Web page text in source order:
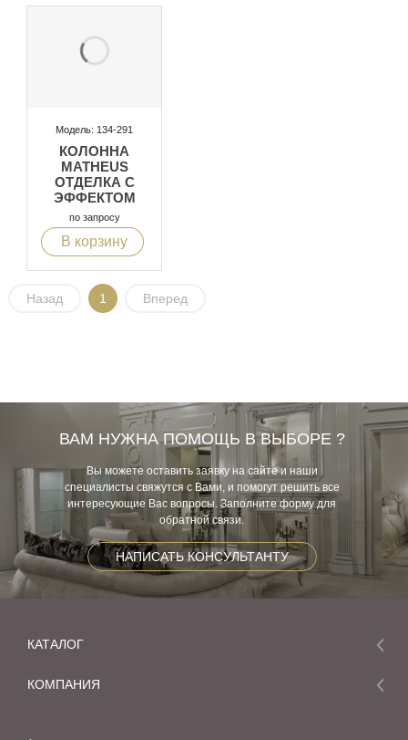
Модель: 134-291
КОЛОННА
MATHEUS
ОТДЕЛКА С
ЭФФЕКТОМ
ОТКРЫТЫХ
ПОР RAL 9003
по запросу
В корзину
Назад 1 Вперед
ВАМ НУЖНА ПОМОЩЬ В ВЫБОРЕ ?
Вы можете оставить заявку на сайте и наши
специалисты свяжутся с Вами, и помогут решить все
интересующие Вас вопросы. Заполните форму для
обратной связи.
НАПИСАТЬ КОНСУЛЬТАНТУ
КАТАЛОГ
Мебель
КОМПАНИЯ